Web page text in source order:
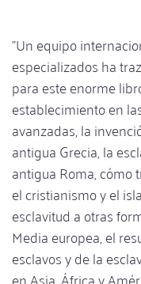
"Un equipo
especializados ha
para este enorme
establecimiento en
avanzadas, la
antigua Grecia, la
antigua Roma, cómo
el cristianismo y el
esclavitud a otras
Media europea, el
esclavos y de la